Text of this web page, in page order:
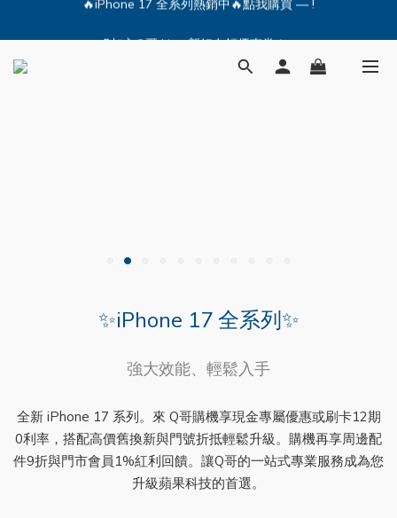
🔥iPhone 17 全系列熱銷中🔥點我購買 — !
✨iPhone 17 全系列✨
強大效能、輕鬆入手
全新 iPhone 17 系列。來 Q哥購機享現金專屬優惠或刷卡12期
0利率，搭配高價舊換新與門號折抵輕鬆升級。購機再享周邊配
件9折與門市會員1%紅利回饋。讓Q哥的一站式專業服務成為您
升級蘋果科技的首選。